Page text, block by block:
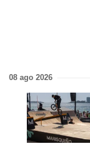
08 ago 2026